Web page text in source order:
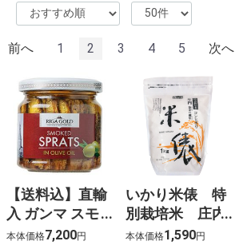
前へ 1 2 3 4 5 次へ
【送料込】直輸
入 ガンマ スモ
ーク小いわしの
本体価格7,200円
いかり米俵 特
別栽培米 庄内
コシヒカリ 1kg
本体価格1,590円